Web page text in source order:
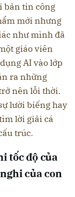
bản tin công
mới nhưng
như mình đã
giáo viên
AI vào lớp
ra những
nên lỗi thời.
lười biếng hay
lời giải cá
trúc.
tốc độ của
của con